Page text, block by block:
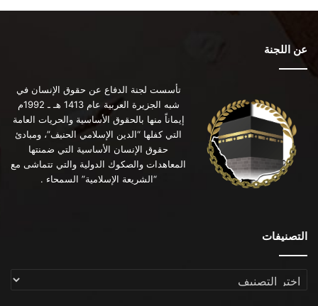
عن اللجنة
تأسست لجنة الدفاع عن حقوق الإنسان في
شبه الجزيرة العربية عام 1413 هـ ـ 1992م
إيماناً منها بالحقوق الأساسية والحريات العامة
التي كفلها “الدين الإسلامي الحنيف”، ومبادئ
حقوق الإنسان الأساسية التي ضمنتها
المعاهدات والصكوك الدولية والتي تتماشى مع
“الشريعة الإسلامية” السمحاء .
التصنيفات
التصنيفات